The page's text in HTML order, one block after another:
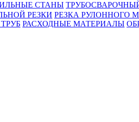
СТАНЫ
РЕЗКИ РЕЗКА РУЛОННОГО
РАСХОДНЫЕ МАТЕРИАЛЫ